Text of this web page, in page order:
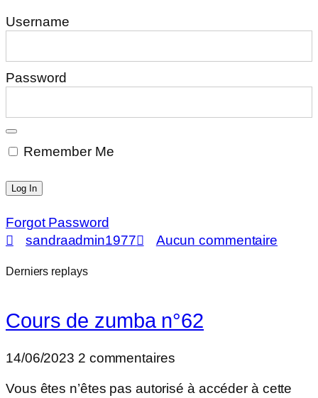
Username
Password
Remember Me
Forgot Password
sandraadmin1977
Aucun commentaire
Derniers replays
Cours de zumba n°62
14/06/2023 2 commentaires
Vous êtes n’êtes pas autorisé à accéder à cette